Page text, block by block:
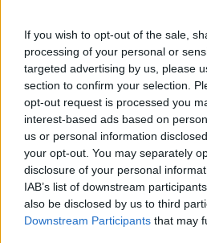
If you wish to opt-out of the sale,
processing of your personal or
targeted advertising by us, please
section to confirm your selection.
opt-out request is processed you
interest-based ads based on
us or personal information
your opt-out. You may separately
disclosure of your personal
IAB’s list of downstream
also be disclosed by us to third
Downstream Participants that may
na razie inhalatora i
kupić.
Forum:Pediatria - grupa
gość
Ob 74
Witam , mój synek 3 lata
on 74 szok , nie wiem skąd
się boje . Dziecko ogólnie nie
Forum: Przypadki